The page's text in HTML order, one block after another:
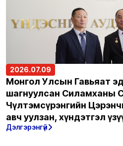
2026.07.09
Монгол Улсын Гавьяат
шагнуулсан Силамханы
Чүлтэмсүрэнгийн
авч уулзан, хүндэтгэл
Дэлгэрэнгүй